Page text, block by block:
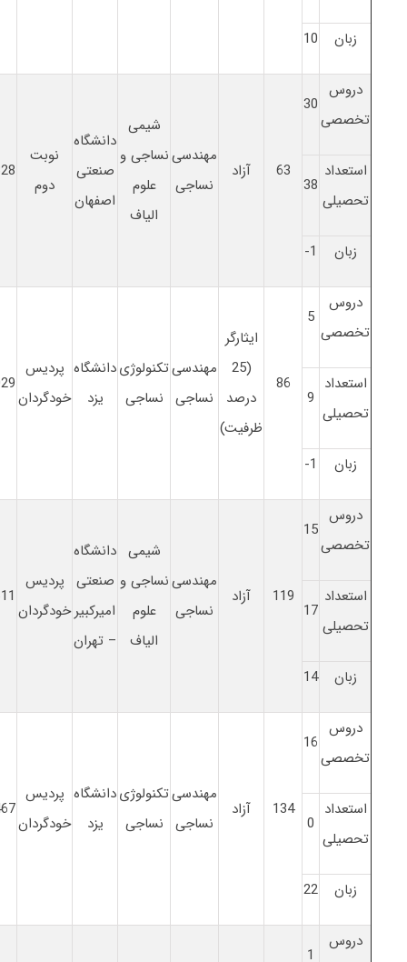
زبان 10
دروس
تخصصی
30
63 آزاد
مهندسی
نساجی
شیمی
نساجی و
علوم
الیاف
دانشگاه
صنعتی
اصفهان
نوبت
دوم
استعداد
تحصیلی
38
زبان 1-
دروس
تخصصی
5
86
ایثارگر
(25
درصد
ظرفیت)
مهندسی
نساجی
تکنولوژی
نساجی
دانشگاه
یزد
پردیس
خودگردان
استعداد
تحصیلی
9
زبان 1-
دروس
تخصصی
15
119 آزاد
مهندسی
نساجی
شیمی
نساجی و
علوم
الیاف
دانشگاه
صنعتی
امیرکبیر
– تهران
پردیس
خودگردان
استعداد
تحصیلی
17
زبان 14
دروس
تخصصی
16
134 آزاد
مهندسی
نساجی
تکنولوژی
نساجی
دانشگاه
یزد
پردیس
خودگردان
استعداد
تحصیلی
0
زبان 22
دروس
1